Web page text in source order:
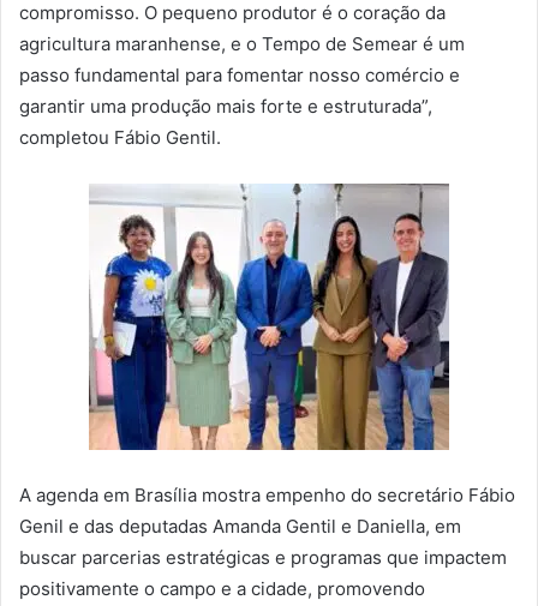
compromisso. O pequeno produtor é o coração da
agricultura maranhense, e o Tempo de Semear é um
passo fundamental para fomentar nosso comércio e
garantir uma produção mais forte e estruturada”,
completou Fábio Gentil.
A agenda em Brasília mostra empenho do secretário Fábio
Genil e das deputadas Amanda Gentil e Daniella, em
buscar parcerias estratégicas e programas que impactem
positivamente o campo e a cidade, promovendo